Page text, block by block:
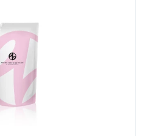
tu. Atpūtini ķermeni ar labsajūtas
pēc darba dienas, dejo klubā vai
vienmēr būs tev līdzās,
Vari būt drošs – tu jutīsies
pasaulē.
tevi laimīgu. To, kas sagādā prieku.
plašu smaidu sejā. Nav ko